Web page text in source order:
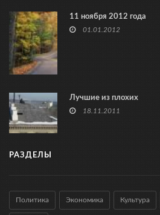
11 ноября 2012 года
01.01.2012
Лучшие из плохих
18.11.2011
РАЗДЕЛЫ
Политика Экономика Культура